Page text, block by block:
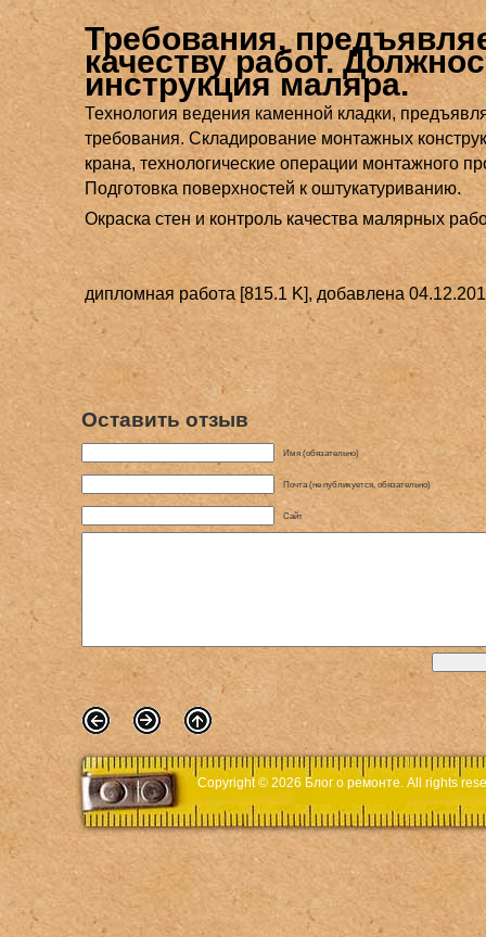
Требования,
качеству работ.
инструкция маляра.
Технология ведения каменной кладки,
требования. Складирование монтажных
крана, технологические операции монтажного
Подготовка поверхностей к оштукатуриванию.
Окраска стен и контроль качества малярных
дипломная работа [815.1 K], добавлена
Оставить отзыв
Имя (обязательно)
Почта (не публикуется, обязательно)
Сайт
Copyright © 2026 Блог о ремонте. All rights